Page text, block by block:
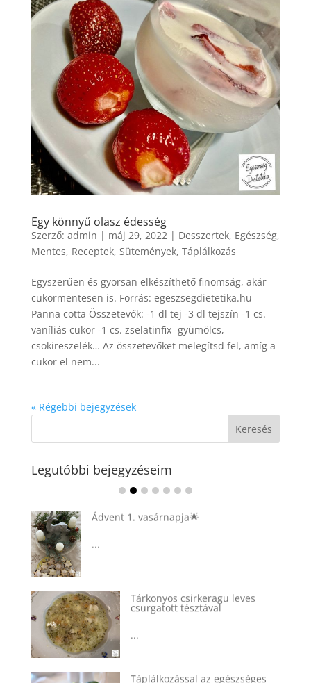
Egy könnyű olasz édesség
Szerző: admin | máj 29, 2022| Desszertek, Egészség,
Mentes, Receptek, Sütemények, Táplálkozás
Egyszerűen és gyorsan elkészíthető finomság, akár
cukormentesen is. Forrás: egeszsegdietetika.hu
Panna cotta Összetevők: -1 dl tej -3 dl tejszín -1 cs.
vaníliás cukor -1 cs. zselatinfix -gyümölcs,
csokireszelék… Az összetevőket melegítsd fel, amíg a
cukor el nem...
« Régebbi bejegyzések
Legutóbbi bejegyzéseim
Ádvent 1. vasárnapja🌟
Tárkonyos csirkeragu leves
csurgatott tésztával
Táplálkozással az egészséges